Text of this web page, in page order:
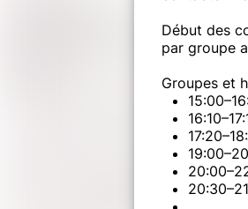
Début des
par groupe
Groupes et